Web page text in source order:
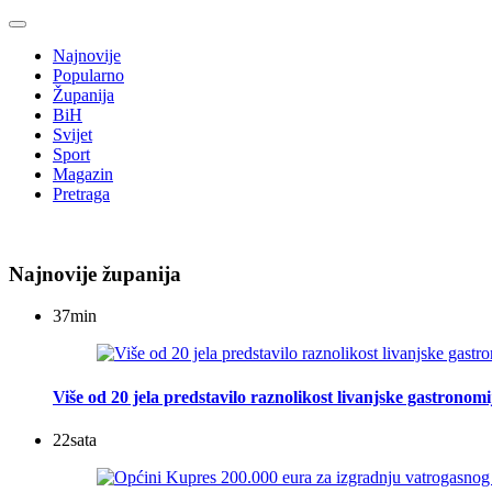
Najnovije
Popularno
Županija
BiH
Svijet
Sport
Magazin
Pretraga
Najnovije županija
37min
Više od 20 jela predstavilo raznolikost livanjske
22sata